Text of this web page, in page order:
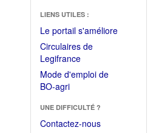
LIENS UTILES :
Le portail s'améliore(Fichier
Circulaires de
Legifrance(Ouvrir
dans
une
fenêtre)
Mode d'emploi de
BO-agri(Ouvrir
une
nouvelle
UNE DIFFICULTÉ ?
Contactez-nous